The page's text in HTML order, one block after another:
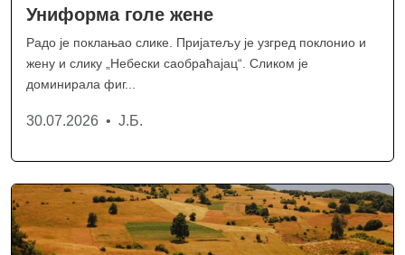
Униформа голе жене
Радо је поклањао слике. Пријатељу је узгред поклонио и
жену и слику „Небески саобраћајац“. Сликом је
доминирала фиг...
30.07.2026 • Ј.Б.